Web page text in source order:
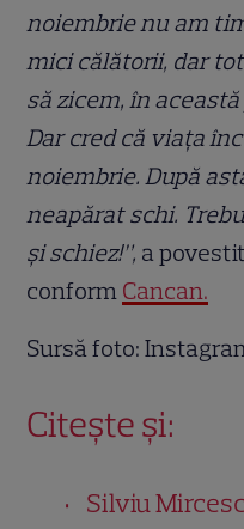
noiembrie nu am
mici călătorii, dar
să zicem, în
Dar cred că viața
noiembrie. După
neapărat schi.
și schiez!”, a
conform Cancan.
Sursă foto:
Citește și:
Silviu